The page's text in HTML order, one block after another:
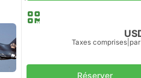
Taxes comprises
Réserver